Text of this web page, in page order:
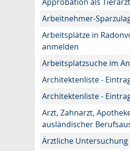
Arbeitnehmer-
Arbeitsplätze in
anmelden
Arbeitsplatzsuche im
Architektenliste -
Architektenliste -
Arzt, Zahnarzt,
ausländischer
Ärztliche